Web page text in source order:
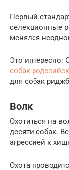
Первый
селекционные
менялся
Это интересно:
собак
для собак
Волк
Охотиться на
десяти собак.
агрессией к
Охота